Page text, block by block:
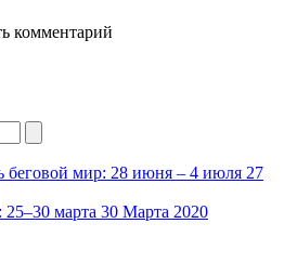
комментарий
беговой мир: 28 июня – 4 июля 27
25–30 марта 30 Марта 2020